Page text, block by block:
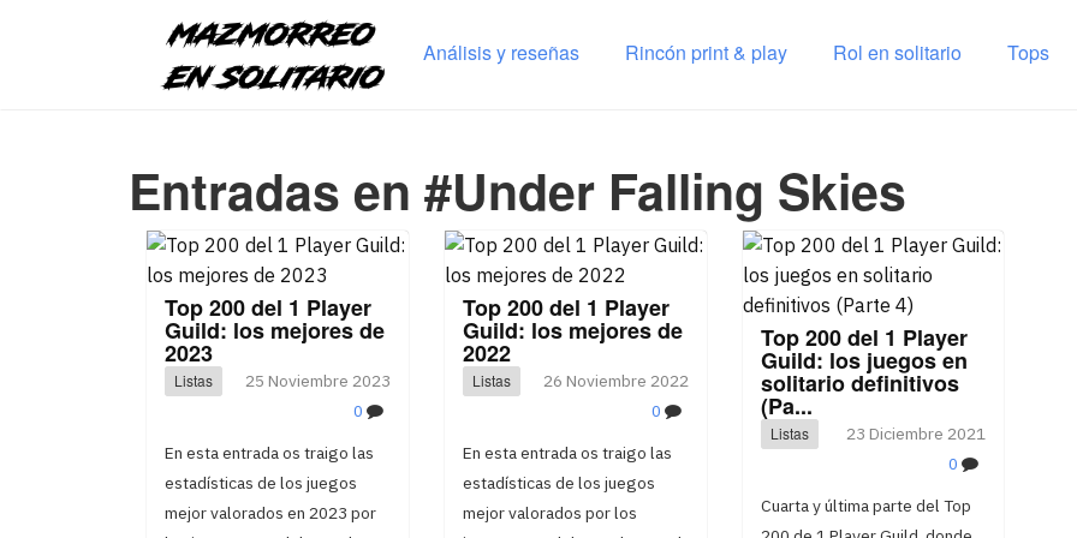
Análisis y reseñas Rincón print & play Rol en solitario Tops
Entradas en #Under Falling Skies
Top 200 del 1 Player
Guild: los mejores de
2023
Listas
25 Noviembre 2023
0
En esta entrada os traigo las
estadísticas de los juegos
mejor valorados en 2023 por
Top 200 del 1 Player
Guild: los mejores de
2022
Listas
26 Noviembre 2022
0
En esta entrada os traigo las
estadísticas de los juegos
mejor valorados por los
Top 200 del 1 Player
Guild: los juegos en
solitario definitivos
(Pa...
Listas
23 Diciembre 2021
0
Cuarta y última parte del Top